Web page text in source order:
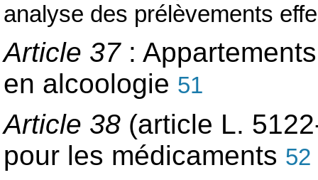
analyse des prélèvements
Article 37:
en alcoologie 51
Article 38 (article L.
pour les médicaments 52